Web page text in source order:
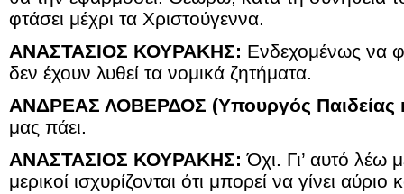
φτάσει μέχρι τα Χριστούγεννα.
ΑΝΑΣΤΑΣΙΟΣ ΚΟΥΡΑΚΗΣ: Ενδεχομένως να
δεν έχουν λυθεί τα νομικά ζητήματα.
ΑΝΔΡΕΑΣ ΛΟΒΕΡΔΟΣ (Υπουργός Παιδείας
μας πάει.
ΑΝΑΣΤΑΣΙΟΣ ΚΟΥΡΑΚΗΣ: Όχι. Γι’ αυτό λέω
μερικοί ισχυρίζονται ότι μπορεί να γίνει αύριο